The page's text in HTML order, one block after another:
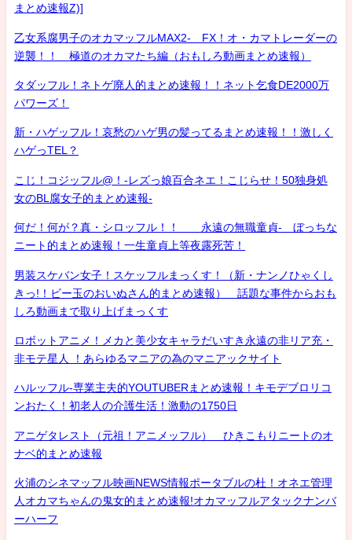
まとめ速報Z)]
乙女系腐男子のオカマッフルMAX2- FX！オ・カマトレーダーの
逆襲！！ 極道のオカマたち編（おもしろ動画まとめ速報）
タダッフル！ネトゲ廃人的まとめ速報！！ネット乞食DE2000万
パワーズ！
新・ハゲッフル！哀愁のハゲ男の髪ってるまとめ速報！！激しく
ハゲっTEL？
こじ！コジッフル@！-レズっ娘百合ネエ！こじらせ！50独身処
女のBL腐女子的まとめ速報-
何だ！何が？真・シロッフル！！ 永遠の無職童貞- ぼっちな
ニート的まとめ速報！一生童貞上等夜露死苦！
男装スケバン女子！スケッフルまっくす！（新・ナンノひゃくし
きっ!！ビー玉のおいぬさん的まとめ速報） 話題な事件からおも
しろ動画まで取り上げまっくす
ロボットアニメ！メカと美少女キャラだいすき永遠の非リア充・
非モテ星人 ！あらゆるマニアの為のマニアックサイト
ハルッフル-専業主夫的YOUTUBERまとめ速報！キモデブロリコ
ンおたく！初老人の介護生活！激動の1750日
アニゲタレスト（元祖！アニメッフル） ひきこもりニートのオ
ナベ的まとめ速報
火浦のシネマッフル映画NEWS情報ポータブルの杜！オネエ管理
人オカマちゃんの鬼女的まとめ速報!オカマッフルアタックナンバ
ーハーフ